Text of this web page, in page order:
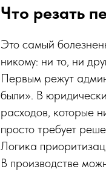
Что резать
Это самый
никому: ни то, ни
Первым режут
были». В
расходов, которые
просто требует
Логика
В производстве